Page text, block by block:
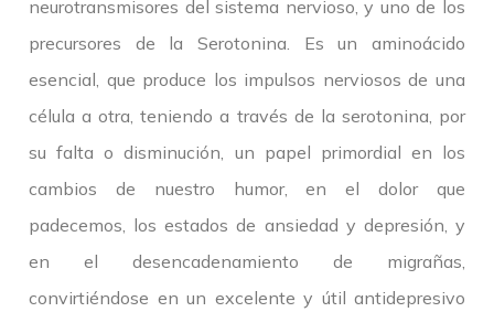
neurotransmisores del sistema nervioso, y uno de los
precursores de la Serotonina. Es un aminoácido
esencial, que produce los impulsos nerviosos de una
célula a otra, teniendo a través de la serotonina, por
su falta o disminución, un papel primordial en los
cambios de nuestro humor, en el dolor que
padecemos, los estados de ansiedad y depresión, y
en el desencadenamiento de migrañas,
convirtiéndose en un excelente y útil antidepresivo